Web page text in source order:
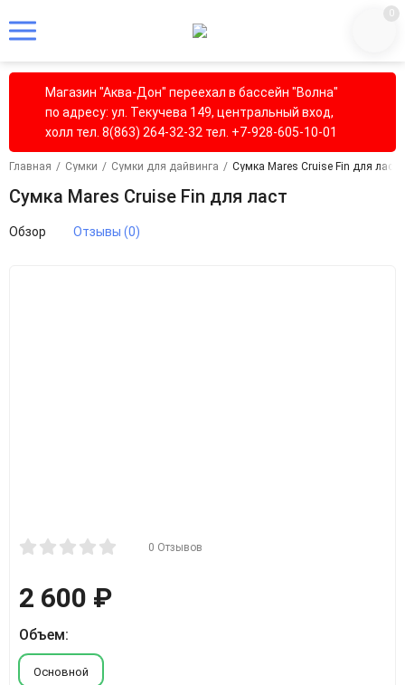
0
Магазин "Аква-Дон" переехал в бассейн "Волна"
по адресу: ул. Текучева 149, центральный вход,
холл тел. 8(863) 264-32-32 тел. +7-928-605-10-01
Главная / Сумки / Сумки для дайвинга / Сумка Mares Cruise Fin для ласт
Сумка Mares Cruise Fin для ласт
Обзор Отзывы (0)
0 Отзывов
2 600 ₽
Объем:
Основной